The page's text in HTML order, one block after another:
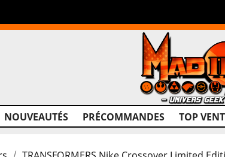
NOUVEAUTÉS PRÉCOMMANDES TOP